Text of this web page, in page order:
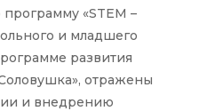
«STEM –
и младшего
развития
отражены
и внедрению